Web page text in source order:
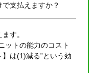
支払えますか？
す。
ットの能力のコスト
は(1)減る”という効